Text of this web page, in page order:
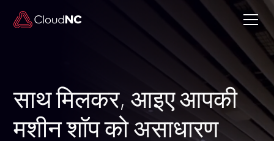
साथ मिलकर, आइए आपकी
मशीन शॉप को असाधारण